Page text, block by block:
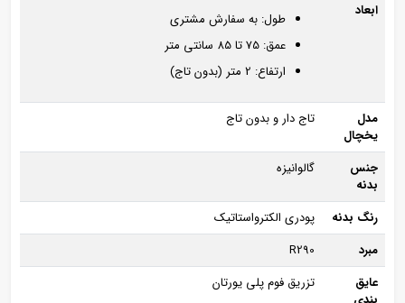
ابعاد
طول: به سفارش مشتری
عمق: 75 تا 85 سانتی متر
ارتفاع: 2 متر (بدون تاج)
مدل
یخچال
تاج‌ دار و بدون تاج
جنس
بدنه
گالوانیزه
رنگ بدنه
پودری الکترواستاتیک
مبرد
R290
عایق
تزریق فوم پلی یورتان